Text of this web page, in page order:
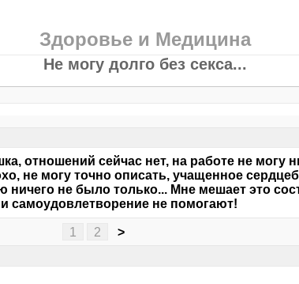
Здоровье и Медицина
Не могу долго без секса...
отношений сейчас нет, на работе не могу
не могу точно описать, учащенное
ничего не было только... Мне мешает это
самоудовлетворение не помогают!
1 2 >